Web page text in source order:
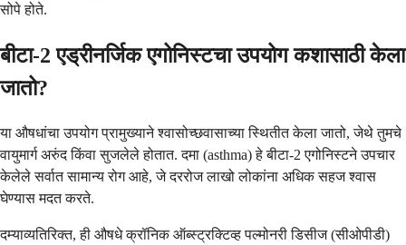
सोपे होते.
बीटा-2 एड्रीनर्जिक एगोनिस्टचा उपयोग कशासाठी केला
जातो?
या औषधांचा उपयोग प्रामुख्याने श्वासोच्छवासाच्या स्थितीत केला जातो, जेथे तुमचे
वायुमार्ग अरुंद किंवा सुजलेले होतात. दमा (asthma) हे बीटा-2 एगोनिस्टने उपचार
केलेले सर्वात सामान्य रोग आहे, जे दररोज लाखो लोकांना अधिक सहज श्वास
घेण्यास मदत करते.
दम्याव्यतिरिक्त, ही औषधे क्रॉनिक ऑब्स्ट्रक्टिव्ह पल्मोनरी डिसीज (सीओपीडी)